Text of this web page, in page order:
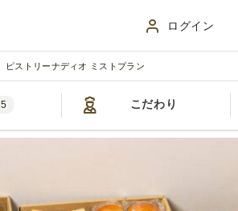
ログイン
ピストリーナディオ ミストプラン
5 こだわり